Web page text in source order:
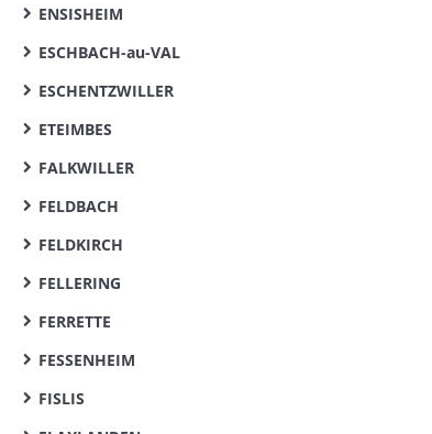
ENSISHEIM
ESCHBACH-au-VAL
ESCHENTZWILLER
ETEIMBES
FALKWILLER
FELDBACH
FELDKIRCH
FELLERING
FERRETTE
FESSENHEIM
FISLIS